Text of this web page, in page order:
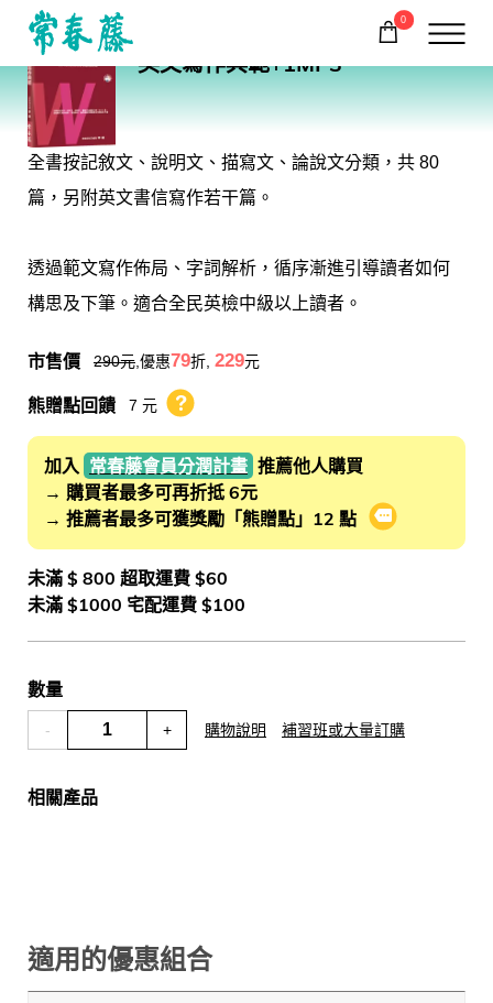
回常春藤首頁
0
購物車
英文寫作典範+1MP3
全書按記敘文、說明文、描寫文、論說文分類，共 80
篇，另附英文書信寫作若干篇。
透過範文寫作佈局、字詞解析，循序漸進引導讀者如何
構思及下筆。適合全民英檢中級以上讀者。
市售價 290元 ,優惠79折, 229元
熊贈點回饋 7 元 熊贈點回饋辦法
加入 常春藤會員分潤計畫 推薦他人購買
→ 購買者最多可再折抵 6元
→ 推薦者最多可獲獎勵「熊贈點」12 點
會員推薦分潤
未滿 $ 800 超取運費 $60
未滿 $1000 宅配運費 $100
數量
- + 購物說明 補習班或大量訂購
相關產品
適用的優惠組合